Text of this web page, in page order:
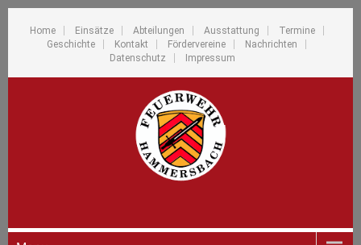
Home Einsätze Abteilungen Ausstattung
Termine
Geschichte
Kontakt Fördervereine
Nachrichten
Datenschutz
Impressum